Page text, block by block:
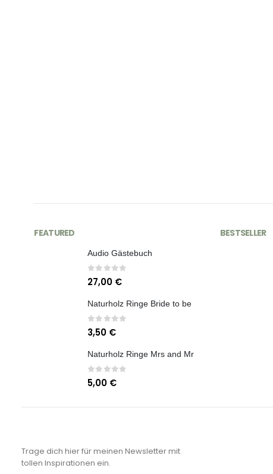
FEATURED
Audio Gästebuch
0 out of 5
27,00 €
Naturholz Ringe Bride to be
0 out of 5
3,50 €
Naturholz Ringe Mrs and Mr
0 out of 5
5,00 €
BESTSELLER
Trage dich hier für meinen Newsletter mit
tollen Inspirationen ein.